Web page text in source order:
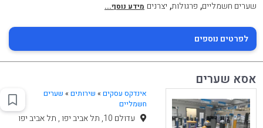
שערים חשמליים, פרגולות, יצרנים מידע נוסף...
לפרטים נוספים
אסא שערים
אינדקס עסקים » שירותים» שערים
חשמליים
עדולם 10, תל אביב יפו , תל אביב יפו